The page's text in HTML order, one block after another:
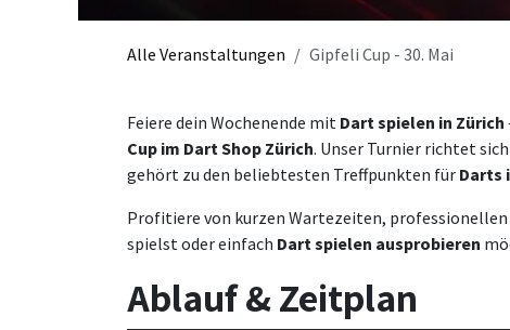
Alle Veranstaltungen Gipfeli Cup - 30. Mai
Feiere dein Wochenende mit Dart spielen in Zürich
Cup im Dart Shop Zürich. Unser Turnier richtet
gehört zu den beliebtesten Treffpunkten für Darts
Profitiere von kurzen Wartezeiten, professionellen
spielst oder einfach Dart spielen ausprobieren
Ablauf & Zeitplan